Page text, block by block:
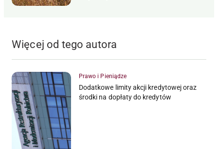
Więcej od tego autora
Prawo i Pieniądze
Dodatkowe limity akcji kredytowej oraz
środki na dopłaty do kredytów